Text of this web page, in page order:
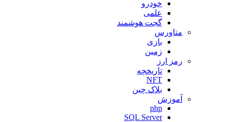
خودرو
علمی
گجت هوشمند
متاورس
بازی
زمین
رمز ارز
تاریخچه
NFT
بلاک چین
آموزش
php
SQL Server